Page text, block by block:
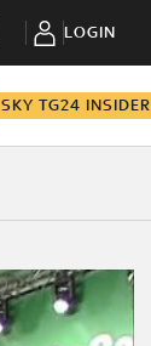
LOGIN
SKY TG24 INSIDER